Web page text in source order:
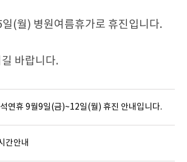
(월) 병원여름휴가로 휴진입니다.
바랍니다.
연휴 9월9일(금)~12일(월) 휴진 안내입니다.
간안내